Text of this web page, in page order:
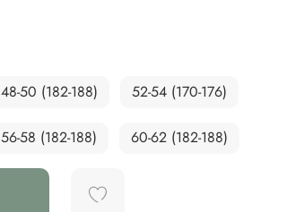
48-50 (182-188) 52-54 (170-176)
56-58 (182-188) 60-62 (182-188)